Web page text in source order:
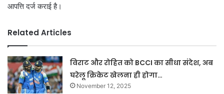
आपत्ति दर्ज कराई है।
Related Articles
विराट और रोहित को BCCI का सीधा संदेश, अब
घरेलू क्रिकेट खेलना ही होगा…
November 12, 2025